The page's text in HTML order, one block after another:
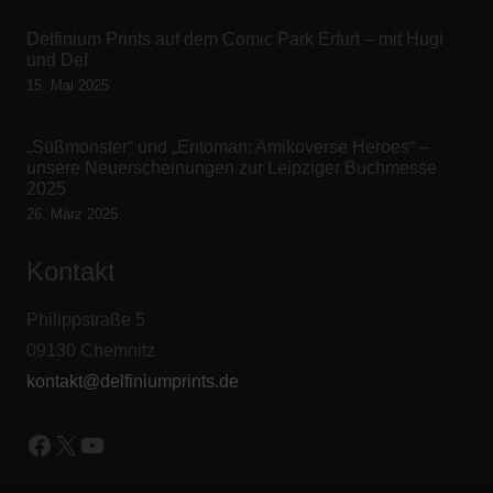
Delfinium Prints auf dem Comic Park Erfurt – mit Hugi
und Def
15. Mai 2025
„Süßmonster“ und „Entoman: Amikoverse Heroes“ –
unsere Neuerscheinungen zur Leipziger Buchmesse
2025
26. März 2025
Kontakt
Philippstraße 5
09130 Chemnitz
kontakt@delfiniumprints.de
Facebook
X YouTube